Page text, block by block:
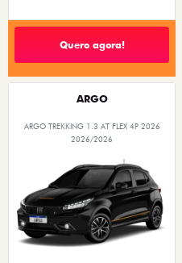
Quero agora!
ARGO
ARGO TREKKING 1.3 AT FLEX 4P 2026
2026/2026